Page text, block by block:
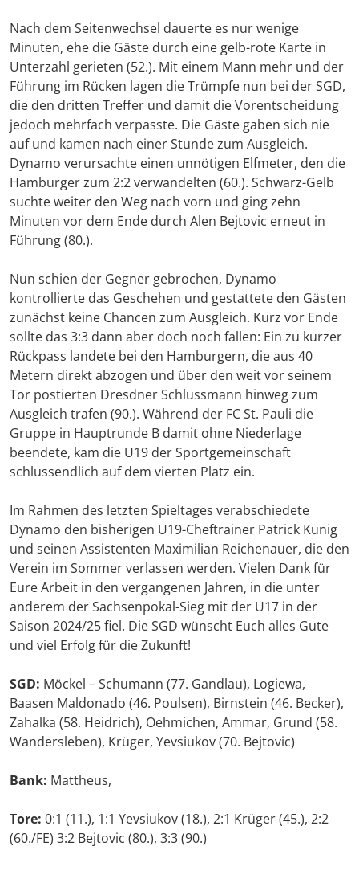
Nach dem Seitenwechsel dauerte es nur wenige
Minuten, ehe die Gäste durch eine gelb-rote Karte in
Unterzahl gerieten (52.). Mit einem Mann mehr und der
Führung im Rücken lagen die Trümpfe nun bei der SGD,
die den dritten Treffer und damit die Vorentscheidung
jedoch mehrfach verpasste. Die Gäste gaben sich nie
auf und kamen nach einer Stunde zum Ausgleich.
Dynamo verursachte einen unnötigen Elfmeter, den die
Hamburger zum 2:2 verwandelten (60.). Schwarz-Gelb
suchte weiter den Weg nach vorn und ging zehn
Minuten vor dem Ende durch Alen Bejtovic erneut in
Führung (80.).
Nun schien der Gegner gebrochen, Dynamo
kontrollierte das Geschehen und gestattete den Gästen
zunächst keine Chancen zum Ausgleich. Kurz vor Ende
sollte das 3:3 dann aber doch noch fallen: Ein zu kurzer
Rückpass landete bei den Hamburgern, die aus 40
Metern direkt abzogen und über den weit vor seinem
Tor postierten Dresdner Schlussmann hinweg zum
Ausgleich trafen (90.). Während der FC St. Pauli die
Gruppe in Hauptrunde B damit ohne Niederlage
beendete, kam die U19 der Sportgemeinschaft
schlussendlich auf dem vierten Platz ein.
Im Rahmen des letzten Spieltages verabschiedete
Dynamo den bisherigen U19-Cheftrainer Patrick Kunig
und seinen Assistenten Maximilian Reichenauer, die den
Verein im Sommer verlassen werden. Vielen Dank für
Eure Arbeit in den vergangenen Jahren, in die unter
anderem der Sachsenpokal-Sieg mit der U17 in der
Saison 2024/25 fiel. Die SGD wünscht Euch alles Gute
und viel Erfolg für die Zukunft!
SGD: Möckel – Schumann (77. Gandlau), Logiewa,
Baasen Maldonado (46. Poulsen), Birnstein (46. Becker),
Zahalka (58. Heidrich), Oehmichen, Ammar, Grund (58.
Wandersleben), Krüger, Yevsiukov (70. Bejtovic)
Bank: Mattheus,
Tore: 0:1 (11.), 1:1 Yevsiukov (18.), 2:1 Krüger (45.), 2:2
(60./FE) 3:2 Bejtovic (80.), 3:3 (90.)